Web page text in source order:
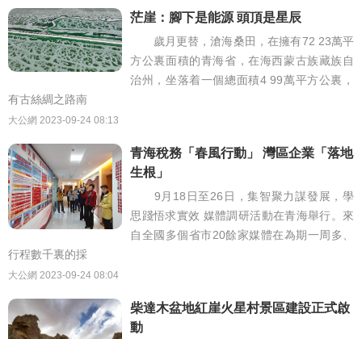
茫崖：腳下是能源 頭頂是星辰
歲月更替，滄海桑田，在擁有72 23萬平
方公裏面積的青海省，在海西蒙古族藏族自
治州，坐落着一個總面積4 99萬平方公裏，
有古絲綢之路南
大公網 2023-09-24 08:13
青海稅務「春風行動」 灣區企業「落地
生根」
9月18日至26日，集智聚力謀發展，學
思踐悟求實效 媒體調研活動在青海舉行。來
自全國多個省市20餘家媒體在為期一周多、
行程數千裏的採
大公網 2023-09-24 08:04
柴達木盆地紅崖火星村景區建設正式啟
動